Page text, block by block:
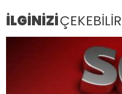
İLGİNİZİÇEKEBİLİR